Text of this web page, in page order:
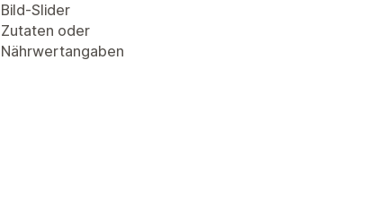
Bild-Slider
Zutaten oder
Nährwertangaben